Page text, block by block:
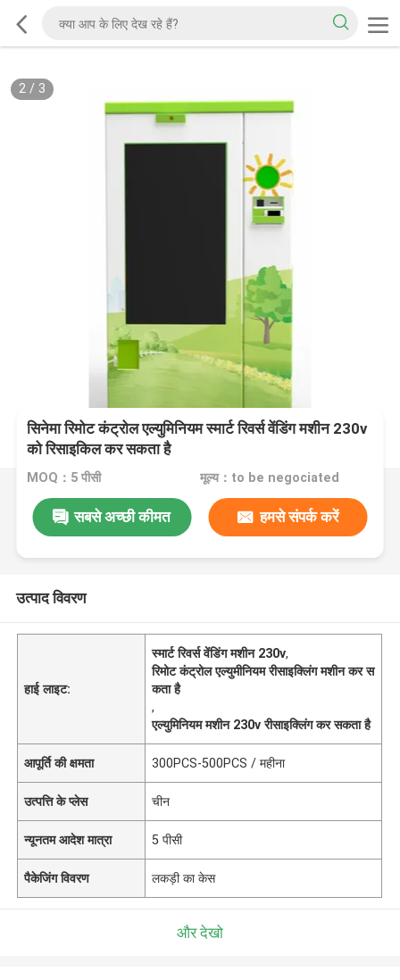
2/ 3
सिनेमा रिमोट कंट्रोल एल्युमिनियम स्मार्ट रिवर्स वेंडिंग मशीन 230v
को रिसाइकिल कर सकता है
MOQ：5 पीसी मूल्य：to be negociated
सबसे अच्छी कीमत हमसे संपर्क करें
उत्पाद विवरण
हाई लाइट:
स्मार्ट रिवर्स वेंडिंग मशीन 230v,
रिमोट कंट्रोल एल्युमीनियम रीसाइक्लिंग मशीन कर स
कता है
,
एल्युमिनियम मशीन 230v रीसाइक्लिंग कर सकता है
आपूर्ति की क्षमता 300PCS-500PCS / महीना
उत्पत्ति के प्लेस चीन
न्यूनतम आदेश मात्रा 5 पीसी
पैकेजिंग विवरण लकड़ी का केस
और देखो